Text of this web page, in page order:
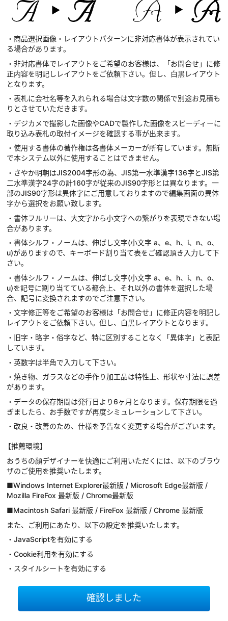
・商品選択画像・レイアウトパターンに非対応書体が表示されてい
る場合があります。
・非対応書体でレイアウトをご希望のお客様は、「お問合せ」に修
正内容を明記しレイアウトをご依頼下さい。但し、白黒レイアウト
となります。
・表札に会社名等を入れられる場合は文字数の関係で別途お見積も
りとさせていただきます。
・デジカメで撮影した画像やCADで製作した画像をスピーディーに
取り込み表札の取付イメージを確認する事が出来ます。
・使用する書体の著作権は各書体メーカーが所有しています。無断
で本システム以外に使用することはできません。
・さやか明朝はJIS2004字形の為、JIS第一水準漢字136字とJIS第
二水準漢字24字の計160字が従来のJIS90字形とは異なります。一
部のJIS90字形は異体字にご用意しておりますので編集画面の異体
字から選択をお願い致します。
・書体フルリーは、大文字から小文字への繋がりを表現できない場
合があります。
・書体シルフ・ノームは、伸ばし文字(小文字 a、e、h、i、n、o、
u)がありますので、キーボード割り当て表をご確認頂き入力して下
さい。
・書体シルフ・ノームは、伸ばし文字(小文字 a、e、h、i、n、o、
u)を記号に割り当てている都合上、それ以外の書体を選択した場
合、記号に変換されますのでご注意下さい。
・文字修正等をご希望のお客様は「お問合せ」に修正内容を明記し
レイアウトをご依頼下さい。但し、白黒レイアウトとなります。
・旧字・略字・俗字など、特に区別することなく「異体字」と表記
しています。
・英数字は半角で入力して下さい。
・焼き物、ガラスなどの手作り加工品は特性上、形状や寸法に誤差
があります。
・データの保存期間は発行日より6ヶ月となります。保存期限を過
ぎましたら、お手数ですが再度シミュレーションして下さい。
・改良・改善のため、仕様を予告なく変更する場合がございます。
【推薦環境】
おうちの顔デザイナーを快適にご利用いただくには、以下のブラウ
ザのご使用を推奨いたします。
■Windows Internet Explorer最新版 / Microsoft Edge最新版 /
Mozilla FireFox 最新版 / Chrome最新版
■Macintosh Safari 最新版 / FireFox 最新版 / Chrome 最新版
また、ご利用にあたり、以下の設定を推奨いたします。
・JavaScriptを有効にする
・Cookie利用を有効にする
・スタイルシートを有効にする
確認しました